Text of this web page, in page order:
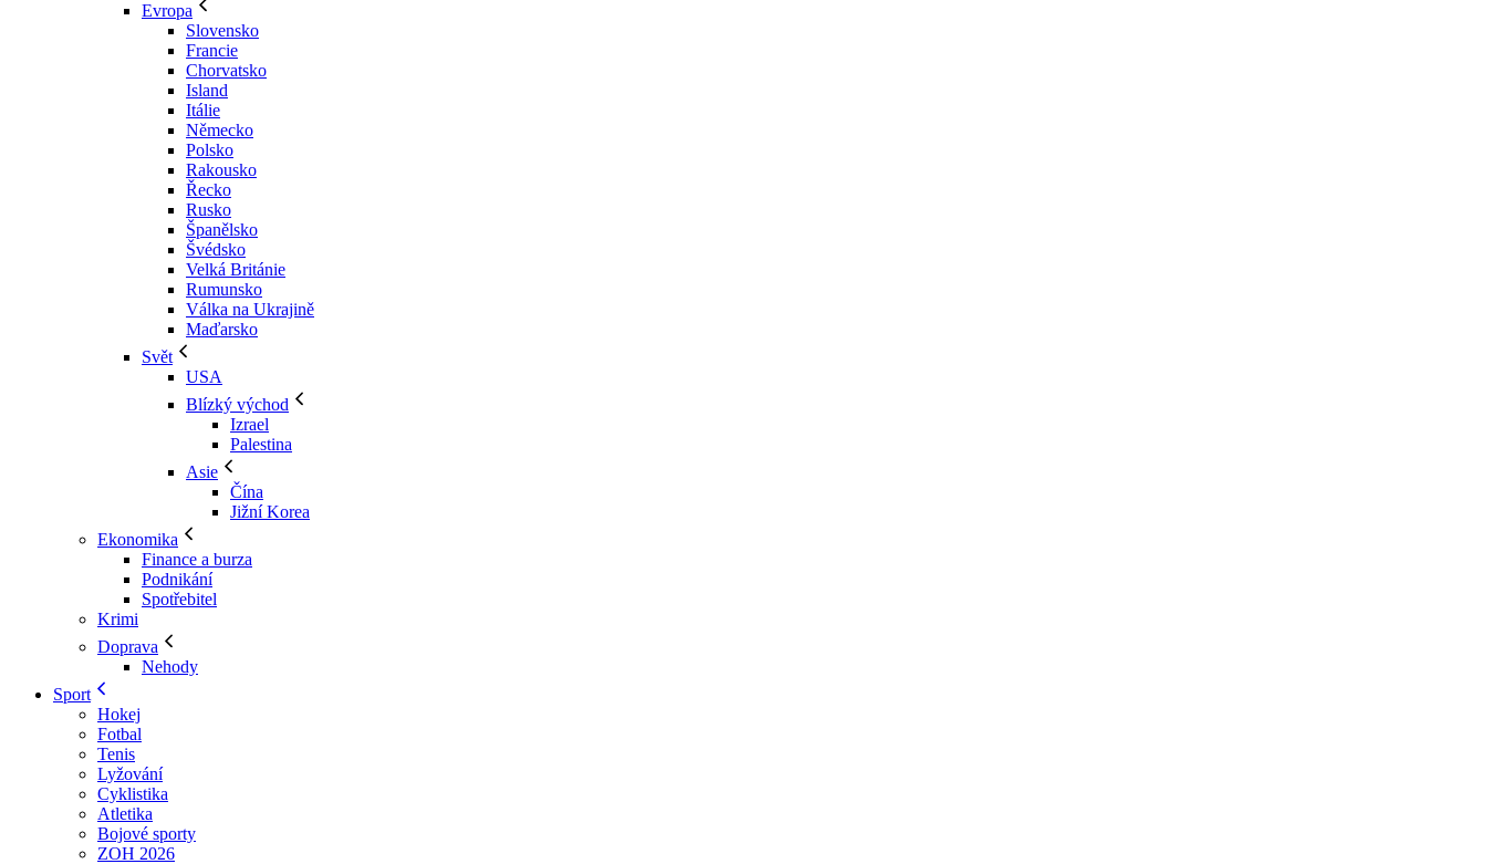
Evropa
Slovensko
Francie
Chorvatsko
Island
Itálie
Německo
Polsko
Rakousko
Řecko
Rusko
Španělsko
Švédsko
Velká Británie
Rumunsko
Válka na Ukrajině
Maďarsko
Svět
USA
Blízký východ
Izrael
Palestina
Asie
Čína
Jižní Korea
Ekonomika
Finance a burza
Podnikání
Spotřebitel
Krimi
Doprava
Nehody
Sport
Hokej
Fotbal
Tenis
Lyžování
Cyklistika
Atletika
Bojové sporty
ZOH 2026